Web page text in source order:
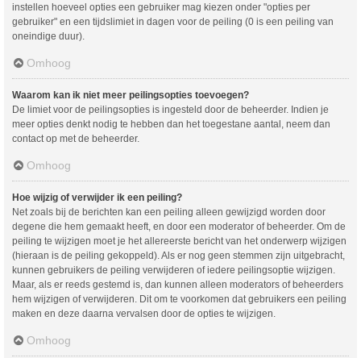
instellen hoeveel opties een gebruiker mag kiezen onder "opties per
gebruiker" en een tijdslimiet in dagen voor de peiling (0 is een peiling van
oneindige duur).
Omhoog
Waarom kan ik niet meer peilingsopties toevoegen?
De limiet voor de peilingsopties is ingesteld door de beheerder. Indien je
meer opties denkt nodig te hebben dan het toegestane aantal, neem dan
contact op met de beheerder.
Omhoog
Hoe wijzig of verwijder ik een peiling?
Net zoals bij de berichten kan een peiling alleen gewijzigd worden door
degene die hem gemaakt heeft, en door een moderator of beheerder. Om de
peiling te wijzigen moet je het allereerste bericht van het onderwerp wijzigen
(hieraan is de peiling gekoppeld). Als er nog geen stemmen zijn uitgebracht,
kunnen gebruikers de peiling verwijderen of iedere peilingsoptie wijzigen.
Maar, als er reeds gestemd is, dan kunnen alleen moderators of beheerders
hem wijzigen of verwijderen. Dit om te voorkomen dat gebruikers een peiling
maken en deze daarna vervalsen door de opties te wijzigen.
Omhoog